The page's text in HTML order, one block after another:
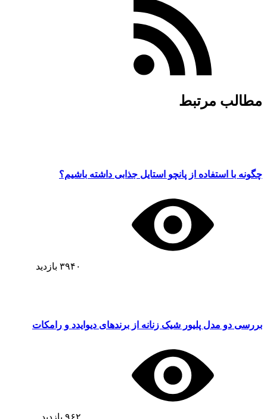
مطالب مرتبط
چگونه با استفاده از پانچو استایل جذابی داشته باشیم؟
۳۹۴۰ بازدید
بررسی دو مدل پلیور شیک زنانه از برندهای دیوایدد و رامکات